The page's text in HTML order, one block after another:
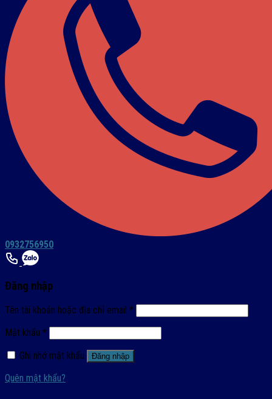
0932756950
Đăng nhập
Tên tài khoản hoặc địa chỉ email *
Mật khẩu *
Ghi nhớ mật khẩu
Đăng nhập
Quên mật khẩu?